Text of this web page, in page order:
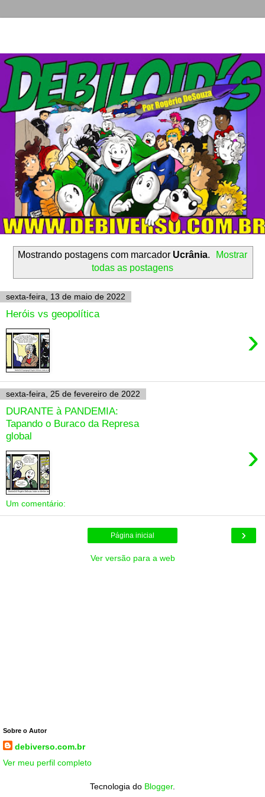
Mostrando postagens com marcador Ucrânia.
Mostrar
todas as postagens
sexta-feira, 13 de maio de 2022
Heróis vs geopolítica
›
sexta-feira, 25 de fevereiro de 2022
DURANTE à PANDEMIA:
Tapando o Buraco da Represa
global
›
Um comentário:
›
Página inicial
Ver versão para a web
Sobre o Autor
debiverso.com.br
Ver meu perfil completo
Tecnologia do Blogger.